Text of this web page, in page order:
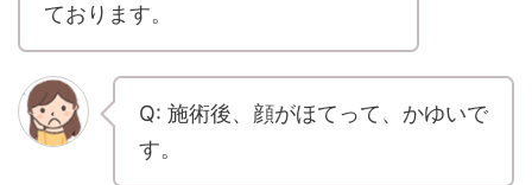
ております。
Q: 施術後、顔がほてって、かゆいで
す。